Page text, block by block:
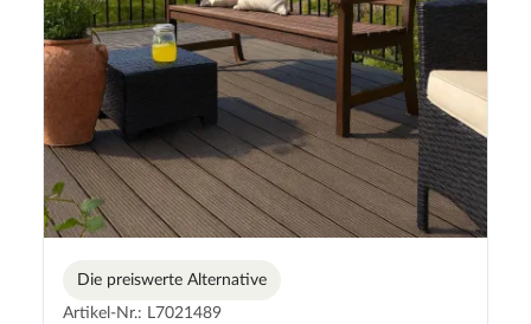
Die preiswerte Alternative
Artikel-Nr.: L7021489